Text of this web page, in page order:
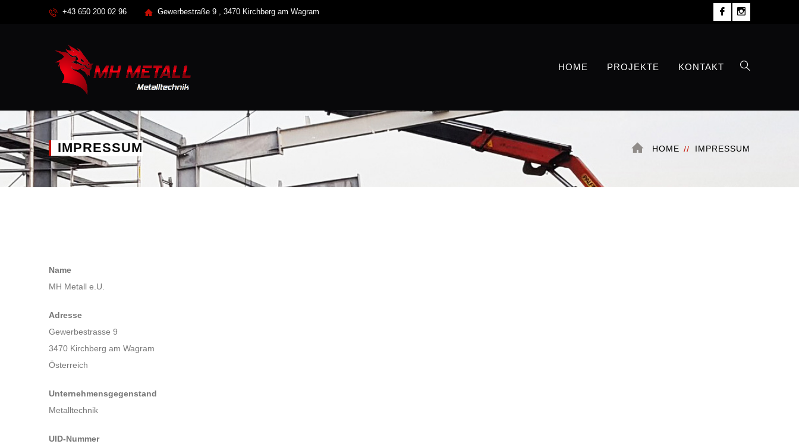
+43 650 200 02 96 Gewerbestraße 9 , 3470 Kirchberg am Wagram
Facebook
HOME PROJEKTE KONTAKT
IMPRESSUM HOME IMPRESSUM
Name
MH Metall e.U.
Adresse
Gewerbestrasse 9
3470 Kirchberg am Wagram
Österreich
Unternehmensgegenstand
Metalltechnik
UID-Nummer